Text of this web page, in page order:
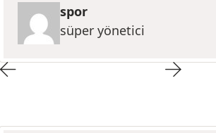
spor
süper yönetici